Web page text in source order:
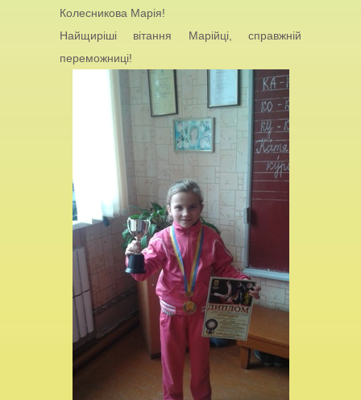
Колесникова Марія!
Найщиріші вітання Марійці, справжній
переможниці!